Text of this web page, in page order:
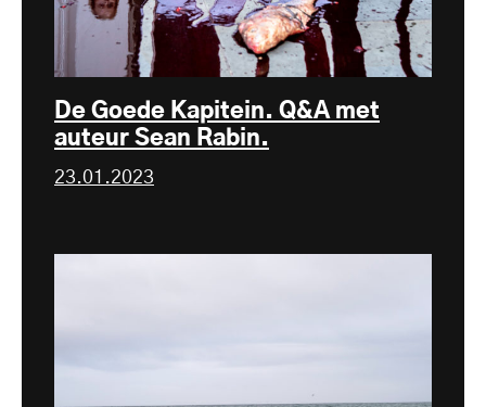
De Goede Kapitein. Q&A met
auteur Sean Rabin.
23.01.2023